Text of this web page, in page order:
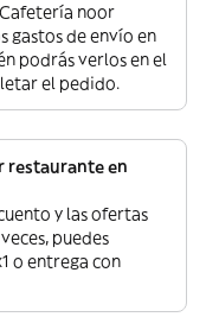
noor
gastos de envío en
podrás verlos en el
el pedido.
restaurante en
y las ofertas
puedes
o entrega con